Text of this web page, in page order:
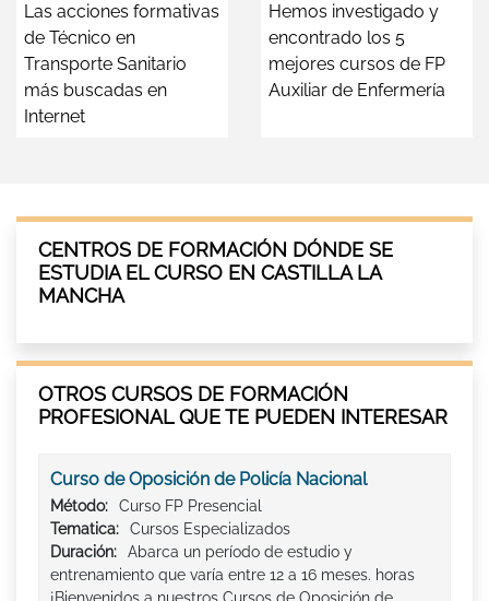
Las acciones formativas
de Técnico en
Transporte Sanitario
más buscadas en
Internet
Hemos investigado y
encontrado los 5
mejores cursos de FP
Auxiliar de Enfermería
CENTROS DE FORMACIÓN DÓNDE SE
ESTUDIA EL CURSO EN CASTILLA LA
MANCHA
OTROS CURSOS DE FORMACIÓN
PROFESIONAL QUE TE PUEDEN INTERESAR
Curso de Oposición de Policía Nacional
Método:
Curso FP Presencial
Tematica:
Cursos Especializados
Duración:
Abarca un período de estudio y
entrenamiento que varía entre 12 a 16 meses. horas